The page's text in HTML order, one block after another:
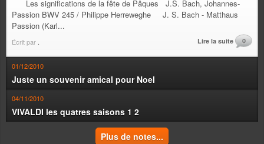
Les significations de la fête de Pâques J.S. Bach, Johannes-
Passion BWV 245 / Philippe Herreweghe J. S. Bach - Matthaus
Passion (Karl...
Écrit par Lire la suite 0
01/12/2010
Juste un souvenir amical pour Noel
04/11/2010
VIVALDI les quatres saisons 1 2
Plus de notes...